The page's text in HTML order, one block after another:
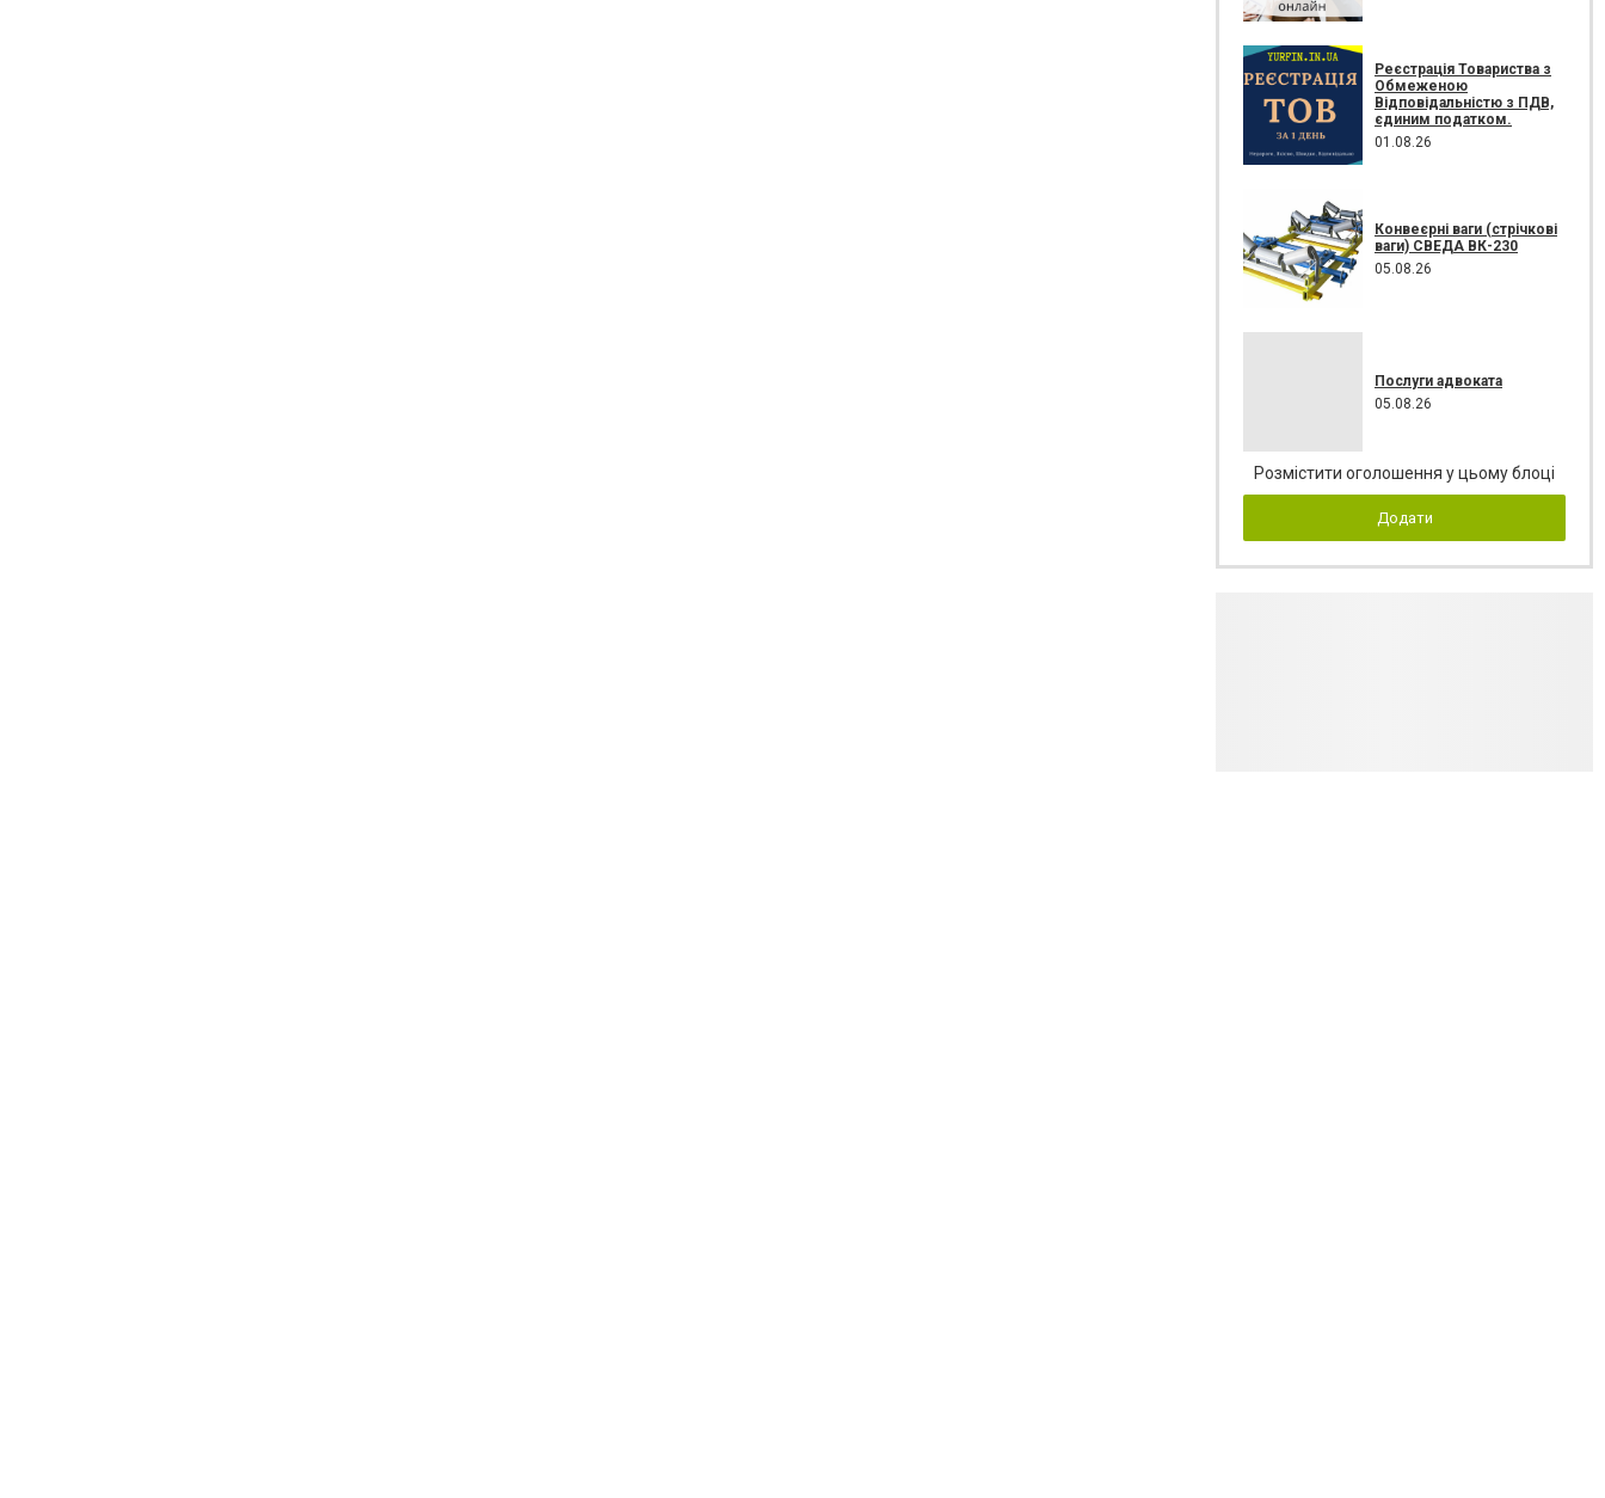
Реєстрація Товариства з
Обмеженою
Відповідальністю з ПДВ,
єдиним податком.
01.08.26
Конвеєрні ваги (стрічкові
ваги) СВЕДА ВК-230
05.08.26
Послуги адвоката
05.08.26
Розмістити оголошення у цьому блоці
Додати